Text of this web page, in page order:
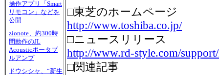
操作アプリ「Smart
リモコン」などを
公開
zionote、約300時
間動作のJL
Acousticポータブ
ルアンプ
ドウシシャ、“新生
□東芝のホームページ
http://www.toshiba.co.jp/
□ニュースリリース
http://www.rd-style.com/
□関連記事